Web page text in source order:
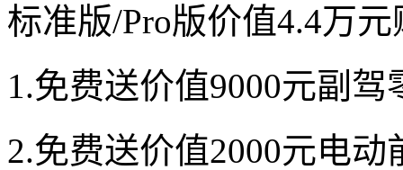
标准版/Pro版价值4.4万
1.免费送价值9000元副
2.免费送价值2000元电动